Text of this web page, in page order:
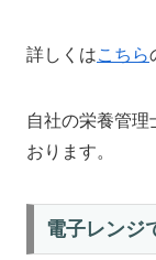
詳しくはこちら
自社の栄養管
おります。
電子レンジ